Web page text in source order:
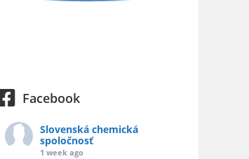
Facebook
Slovenská chemická
spoločnosť
1 week ago